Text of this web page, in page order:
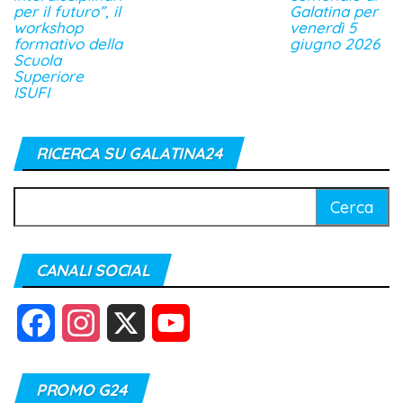
per il futuro”, il
workshop
formativo della
Scuola
Superiore
ISUFI
Galatina per
venerdì 5
giugno 2026
RICERCA SU GALATINA24
per:
CANALI SOCIAL
c s
PROMO G24